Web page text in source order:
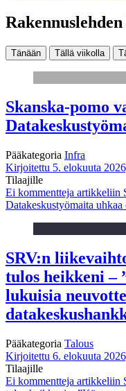
Tänään Tällä viikolla
Skanska-pomo
Pääkategoria Infra
Kirjoitettu 5. elokuuta
Tilaajille
Ei kommentteja artikkeliin
Datakeskustyömaita uhkaa
SRV:n
tulos heikkeni –
lukuisia
Pääkategoria Talous
Kirjoitettu 6. elokuuta
Tilaajille
Ei kommentteja artikkeliin